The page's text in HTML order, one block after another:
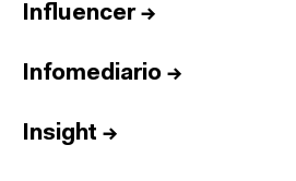
Influencer→
Infomediario →
Insight →